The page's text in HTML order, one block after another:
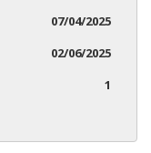
07/04/2025
02/06/2025
1